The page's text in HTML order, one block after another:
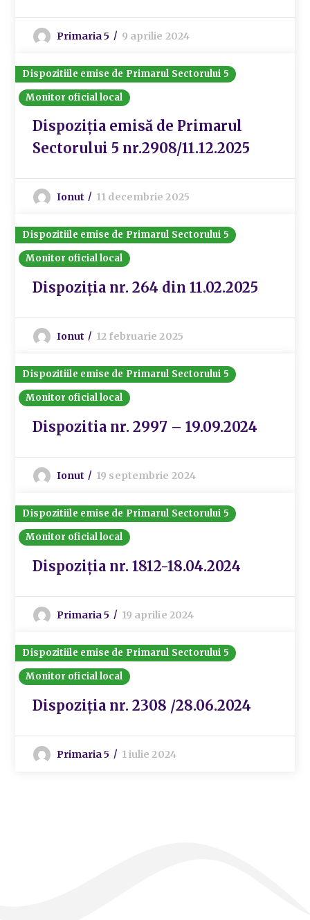
Primaria 5 9 aprilie 2024
Dispozitiile emise de Primarul Sectorului 5
Monitor oficial local
Dispoziția emisă de Primarul
Sectorului 5 nr.2908/11.12.2025
Ionut 11 decembrie 2025
Dispozitiile emise de Primarul Sectorului 5
Monitor oficial local
Dispoziția nr. 264 din 11.02.2025
Ionut 12 februarie 2025
Dispozitiile emise de Primarul Sectorului 5
Monitor oficial local
Dispozitia nr. 2997 – 19.09.2024
Ionut 19 septembrie 2024
Dispozitiile emise de Primarul Sectorului 5
Monitor oficial local
Dispoziția nr. 1812-18.04.2024
Primaria 5 19 aprilie 2024
Dispozitiile emise de Primarul Sectorului 5
Monitor oficial local
Dispoziția nr. 2308 /28.06.2024
Primaria 5 1 iulie 2024